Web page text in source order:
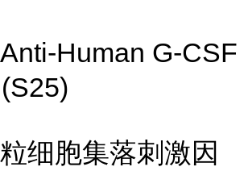
Human G-CSF
细胞集落刺激因